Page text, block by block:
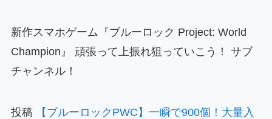
新作スマホゲーム『ブルーロック Project: World
Champion』 頑張って上振れ狙っていこう！ サブ
チャンネル！
投稿
【ブルーロックPWC】一瞬で900個！大量入